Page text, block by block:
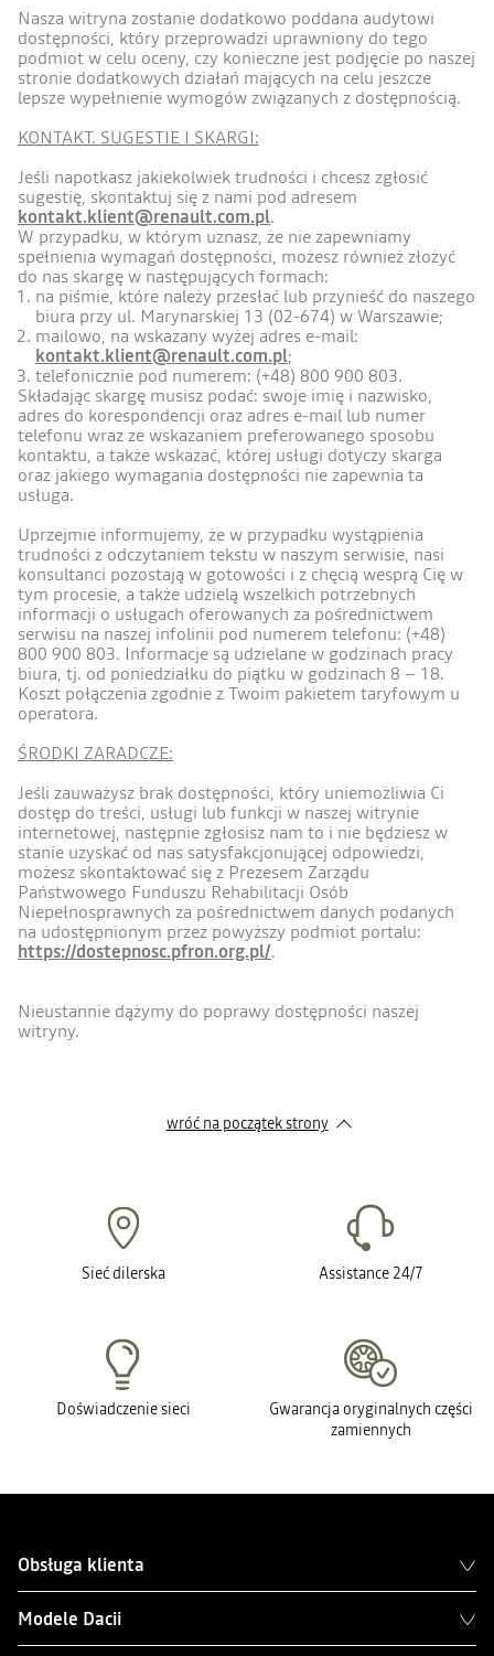
Nasza witryna zostanie dodatkowo poddana audytowi
dostępności, który przeprowadzi uprawniony do tego
podmiot w celu oceny, czy konieczne jest podjęcie po naszej
stronie dodatkowych działań mających na celu jeszcze
lepsze wypełnienie wymogów związanych z dostępnością.
KONTAKT. SUGESTIE I SKARGI:
Jeśli napotkasz jakiekolwiek trudności i chcesz zgłosić
sugestię, skontaktuj się z nami pod adresem
kontakt.klient@renault.com.pl.
W przypadku, w którym uznasz, że nie zapewniamy
spełnienia wymagań dostępności, możesz również złożyć
do nas skargę w następujących formach:
na piśmie, które należy przesłać lub przynieść do naszego
biura przy ul. Marynarskiej 13 (02-674) w Warszawie;
mailowo, na wskazany wyżej adres e-mail:
kontakt.klient@renault.com.pl;
telefonicznie pod numerem: (+48) 800 900 803.
Składając skargę musisz podać: swoje imię i nazwisko,
adres do korespondencji oraz adres e-mail lub numer
telefonu wraz ze wskazaniem preferowanego sposobu
kontaktu, a także wskazać, której usługi dotyczy skarga
oraz jakiego wymagania dostępności nie zapewnia ta
usługa.
Uprzejmie informujemy, że w przypadku wystąpienia
trudności z odczytaniem tekstu w naszym serwisie, nasi
konsultanci pozostają w gotowości i z chęcią wesprą Cię w
tym procesie, a także udzielą wszelkich potrzebnych
informacji o usługach oferowanych za pośrednictwem
serwisu na naszej infolinii pod numerem telefonu: (+48)
800 900 803. Informacje są udzielane w godzinach pracy
biura, tj. od poniedziałku do piątku w godzinach 8 – 18.
Koszt połączenia zgodnie z Twoim pakietem taryfowym u
operatora.
ŚRODKI ZARADCZE:
Jeśli zauważysz brak dostępności, który uniemożliwia Ci
dostęp do treści, usługi lub funkcji w naszej witrynie
internetowej, następnie zgłosisz nam to i nie będziesz w
stanie uzyskać od nas satysfakcjonującej odpowiedzi,
możesz skontaktować się z Prezesem Zarządu
Państwowego Funduszu Rehabilitacji Osób
Niepełnosprawnych za pośrednictwem danych podanych
na udostępnionym przez powyższy podmiot portalu:
https://dostepnosc.pfron.org.pl/.
Nieustannie dążymy do poprawy dostępności naszej
witryny.
wróć na początek strony
Sieć dilerska Assistance 24/7
Doświadczenie sieci
Gwarancja oryginalnych części
zamiennych
Obsługa klienta
Modele Dacii